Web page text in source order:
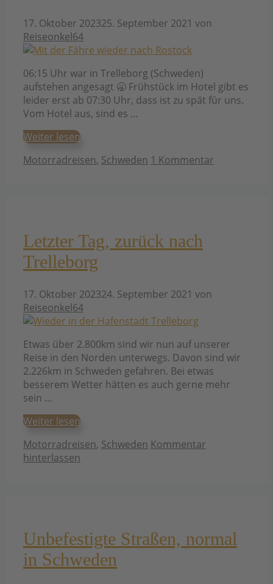
17. Oktober 202325. September 2021 von
Reiseonkel64
06:15 Uhr war in Trelleborg (Schweden)
aufstehen angesagt 🥱 Frühstück im Hotel gibt es
leider erst ab 07:30 Uhr, dass ist zu spät für uns.
Vom Hotel aus, sind es …
Weiter lesen
Kategorien
Motorradreisen, Schweden 1 Kommentar
Letzter Tag, zurück nach
Trelleborg
17. Oktober 202324. September 2021 von
Reiseonkel64
Etwas über 2.800km sind wir nun auf unserer
Reise in den Norden unterwegs. Davon sind wir
2.226km in Schweden gefahren. Bei etwas
besserem Wetter hätten es auch gerne mehr
sein …
Weiter lesen
Kategorien
Motorradreisen, Schweden Kommentar
hinterlassen
Unbefestigte Straßen, normal
in Schweden